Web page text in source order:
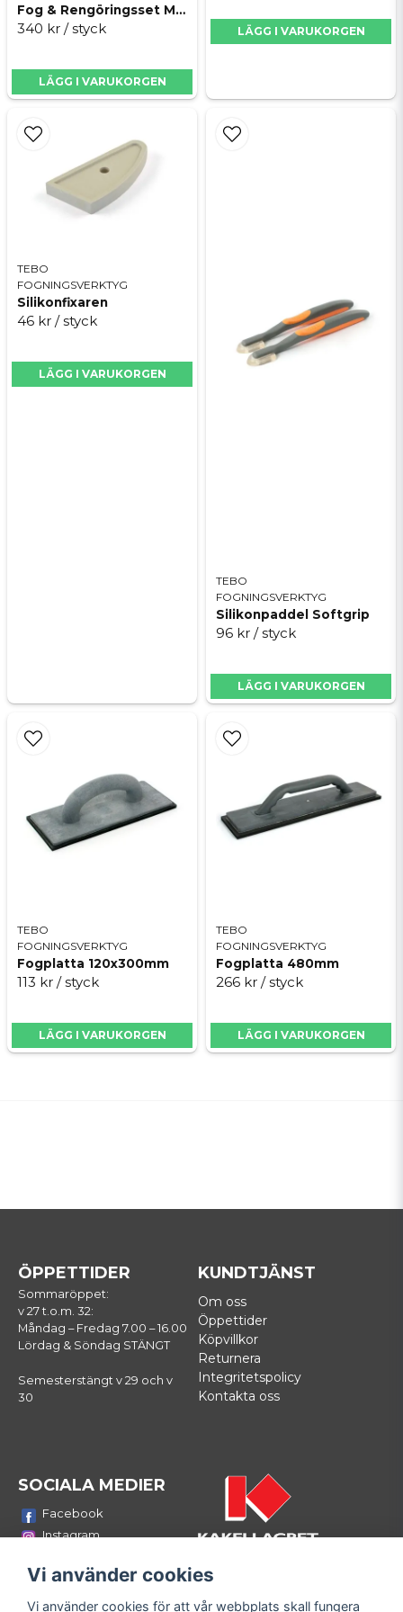
Fog & Rengöringsset Mini
340 kr / styck
LÄGG I VARUKORGEN
LÄGG I VARUKORGEN
TEBO
FOGNINGSVERKTYG
Silikonfixaren
46 kr / styck
LÄGG I VARUKORGEN
TEBO
FOGNINGSVERKTYG
Silikonpaddel Softgrip
96 kr / styck
LÄGG I VARUKORGEN
TEBO
FOGNINGSVERKTYG
Fogplatta 120x300mm
113 kr / styck
LÄGG I VARUKORGEN
TEBO
FOGNINGSVERKTYG
Fogplatta 480mm
266 kr / styck
LÄGG I VARUKORGEN
Fogplatta softgrip
Hydrosvamp
Lock
Skicka fråga
ÖPPETTIDER
Sommaröppet:
v 27 t.o.m. 32:
Måndag – Fredag 7.00 – 16.00
Lördag & Söndag STÄNGT
Semesterstängt v 29 och v
30
KUNDTJÄNST
Om oss
Öppettider
Köpvillkor
Returnera
Integritetspolicy
Kontakta oss
SOCIALA MEDIER
Facebook
Instagram
LinkedIn
Vi använder cookies
Vi använder cookies för att vår webbplats skall fungera